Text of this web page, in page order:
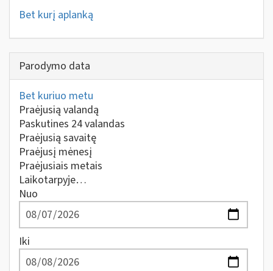
Bet kurį aplanką
Parodymo data
Bet kuriuo metu
Praėjusią valandą
Paskutines 24 valandas
Praėjusią savaitę
Praėjusį mėnesį
Praėjusiais metais
Laikotarpyje…
Nuo
Iki